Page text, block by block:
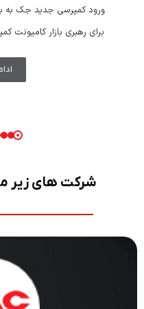
ورود کمپرسی جدید جک به
برای رهبری بازار کامیونت کمپرسی جک 6
شرکت های زیر